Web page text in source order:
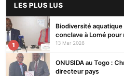
LES PLUS LUS
1
Biodiversité aquatique
conclave à Lomé
écosystèmes
13 Mar 2026
ONUSIDA au Togo :
directeur pays